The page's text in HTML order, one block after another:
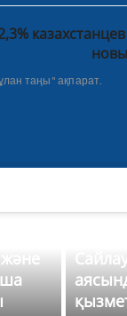
таңы" ақпарат.